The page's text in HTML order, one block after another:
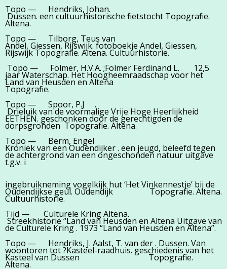
Topo — Hendriks, Johan.
Dussen. een cultuurhistorische fietstocht Topografie.
Altena.
Topo — Tilborg, Teus van
Andel, Giessen, Rijswijk. fotoboekje Andel, Giessen,
Rijswijk Topografie. Altena. Cultuurhistorie.
Topo — Folmer, H.V.A. ;Folmer Ferdinand L. 12,5
jaar Waterschap. Het Hoogheemraadschap voor het
Land van Heusden en Altena
Topografie.
Topo — Spoor, P.J .
Drieluik van de voormalige Vrije Hoge Heerlijkheid
EETHEN. geschonken door de gerechtigden de
dorpsgronden Topografie. Altena.
Topo — Berm, Engel
Kroniek van een Oudendijker . een jeugd, beleefd tegen
de achtergrond van een ongeschonden natuur uitgave
t.g.v. i
ingebruikneming vogelkijk hut ‘Het Vinkennestje’ bij de
Oudendijkse geul. Oudendijk Topografie. Altena.
Cultuurhistorie.
Tijd — Culturele Kring Altena.
Streekhistorie “Land van Heusden en Altena Uitgave van
de Culturele Kring . 1973 “Land van Heusden en Altena”.
Topo — Hendriks, J. Aalst, T. van der . Dussen. Van
woontoren tot ?Kasteel-raadhuis. geschiedenis van het
Kasteel van Dussen Topografie.
Altena.